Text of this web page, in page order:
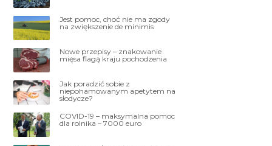
Jest pomoc, choć nie ma zgody
na zwiększenie de minimis
Nowe przepisy – znakowanie
mięsa flagą kraju pochodzenia
Jak poradzić sobie z
niepohamowanym apetytem na
słodycze?
COVID-19 – maksymalna pomoc
dla rolnika – 7000 euro